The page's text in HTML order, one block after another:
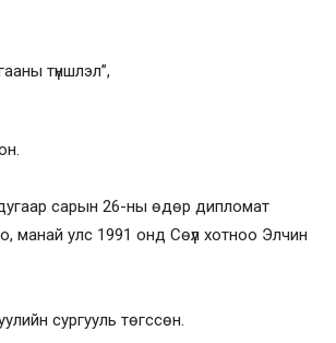
түншлэл”,
сарын 26-ны өдөр дипломат
манай улс 1991 онд Сөүл хотноо Элчин
сургууль төгссөн.